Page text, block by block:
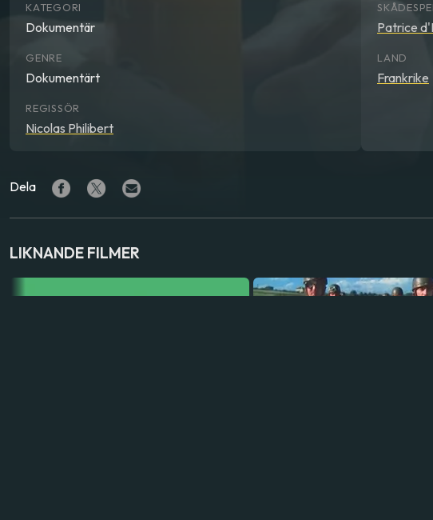
KATEGORI
Dokumentär
GENRE
Dokumentärt
REGISSÖR
Nicolas Philibert
Patrice
LAND
Frankrike
Dela
LIKNANDE FILMER